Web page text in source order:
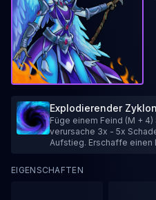
Explodierender Zyklon
Füge einem Feind (M +
verursache 3x - 5x
Aufstieg. Erschaffe einen
EIGENSCHAFTEN